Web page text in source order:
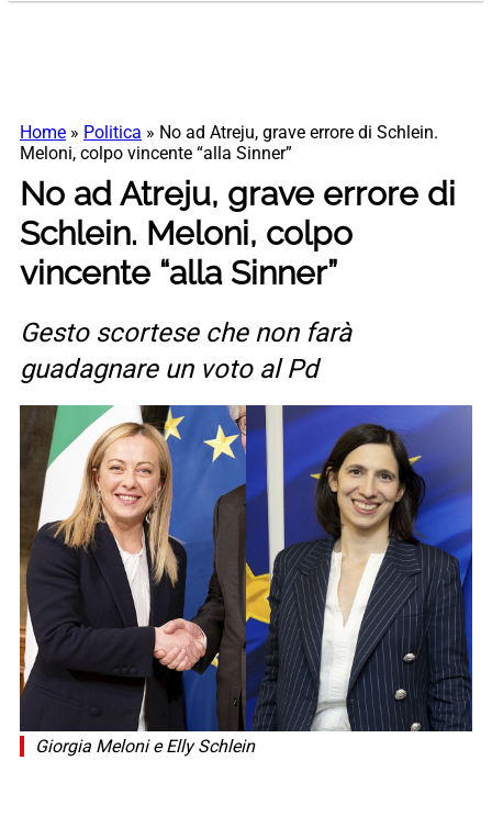
Home » Politica » No ad Atreju, grave errore di Schlein.
Meloni, colpo vincente “alla Sinner”
No ad Atreju, grave errore di
Schlein. Meloni, colpo
vincente “alla Sinner”
Gesto scortese che non farà
guadagnare un voto al Pd
Giorgia Meloni e Elly Schlein